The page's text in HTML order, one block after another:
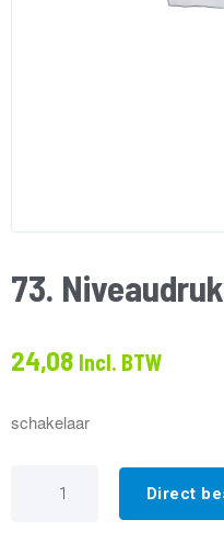
73.
24,08 Incl. BTW
schakelaar
Niveaudrukschakelaar
Direct